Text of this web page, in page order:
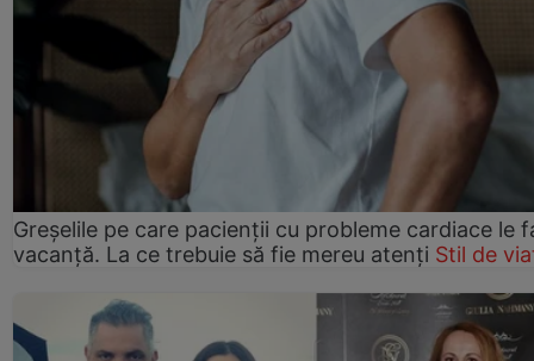
Greșelile pe care pacienții cu probleme cardiace le
vacanță. La ce trebuie să fie mereu atenți Stil de